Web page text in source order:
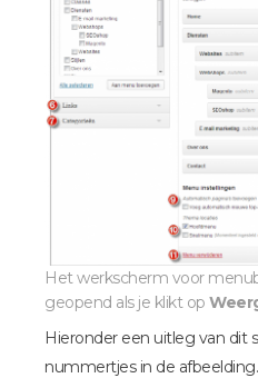
Het werkscherm voor
geopend als je klikt op
Hieronder een uitleg van dit
nummertjes in de